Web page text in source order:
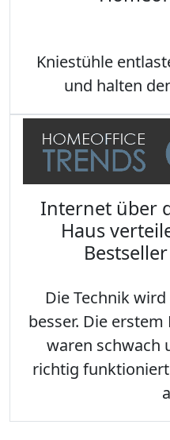
Kniestühle
und halten
Internet über
Haus
Die Technik
besser. Die erstem
waren schwach
richtig